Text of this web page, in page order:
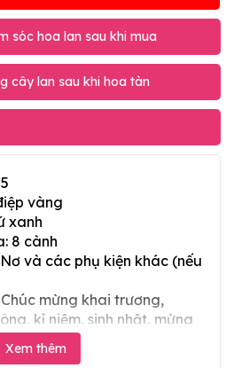
sóc hoa lan sau khi mua
cây lan sau khi hoa tàn
vàng
xanh
8 cành
và các phụ kiện khác (nếu
mừng khai trương,
kỉ niệm, sinh nhật, mừng
gia và các ngày lễ tết trong
hoa lan chia buồn, hoa lan
Xem thêm